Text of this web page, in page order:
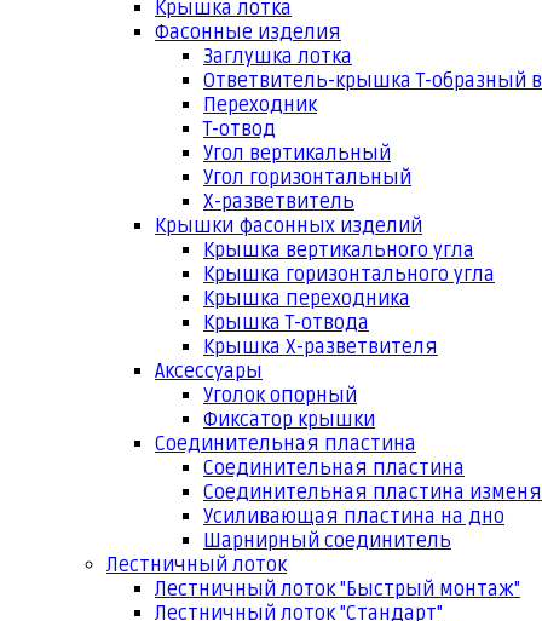
Крышка лотка
Фасонные изделия
Заглушка лотка
Ответвитель-крышка Т-образный
Переходник
Т-отвод
Угол вертикальный
Угол горизонтальный
Х-разветвитель
Крышки фасонных изделий
Крышка вертикального угла
Крышка горизонтального угла
Крышка переходника
Крышка Т-отвода
Крышка Х-разветвителя
Аксессуары
Уголок опорный
Фиксатор крышки
Соединительная пластина
Соединительная пластина
Соединительная пластина
Усиливающая пластина на дно
Шарнирный соединитель
Лестничный лоток
Лестничный лоток "Быстрый монтаж"
Лестничный лоток "Стандарт"